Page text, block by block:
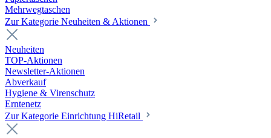
Mehrwegtaschen
Zur Kategorie Neuheiten & Aktionen
Neuheiten
TOP-Aktionen
Newsletter-Aktionen
Abverkauf
Hygiene & Virenschutz
Erntenetz
Zur Kategorie Einrichtung HiRetail